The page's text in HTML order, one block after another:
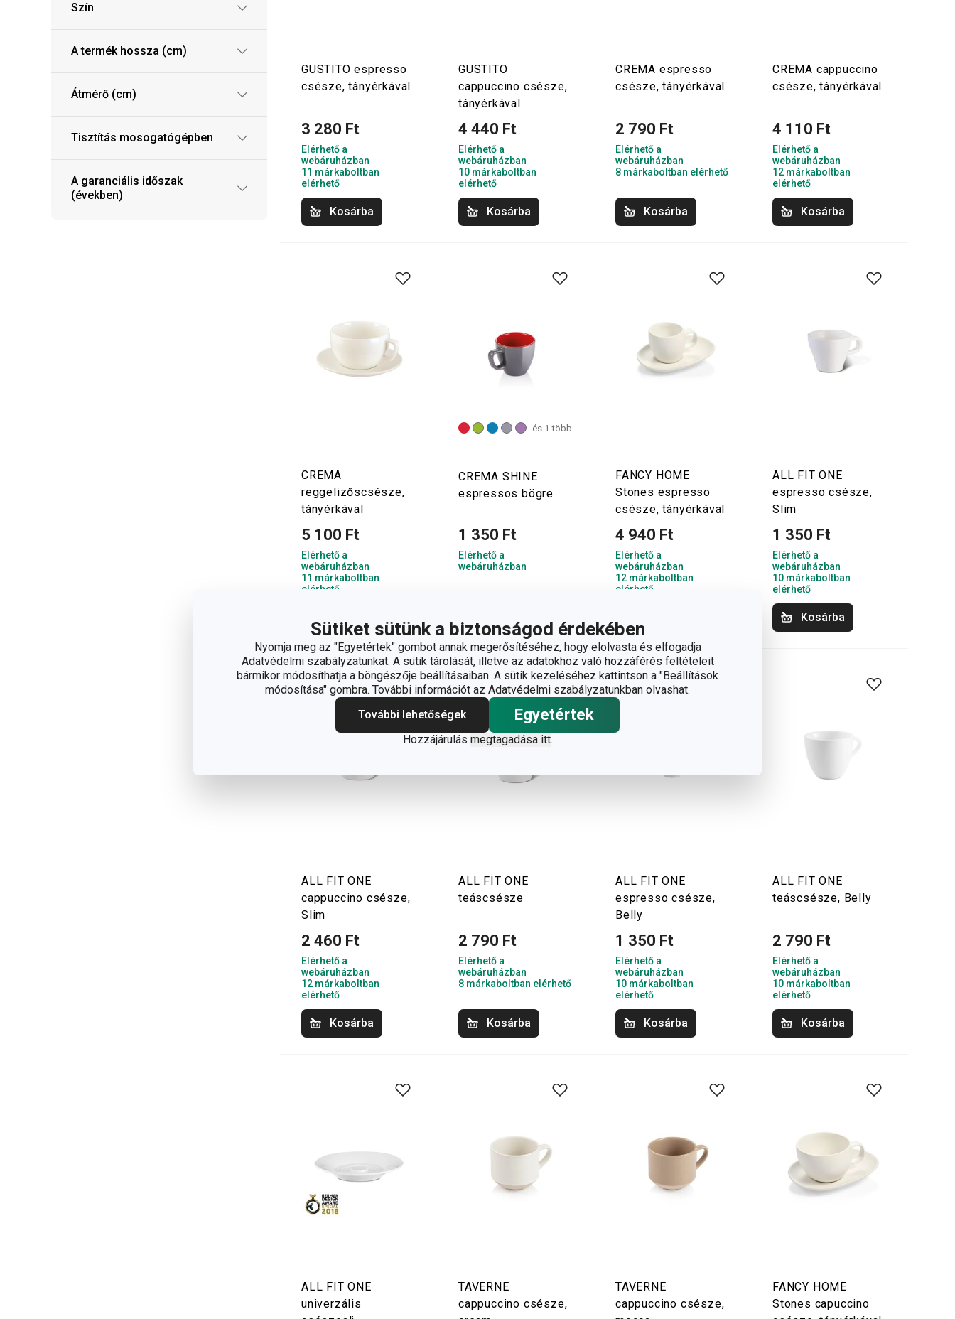
Sütiket sütünk a biztonságod érdekében
Nyomja meg az "Egyetértek" gombot annak megerősítéséhez, hogy elolvasta és elfogadja
Adatvédelmi szabályzatunkat. A sütik tárolását, illetve az adatokhoz való hozzáférés feltételeit
bármikor módosíthatja a böngészője beállításaiban. A sütik kezeléséhez kattintson a "Beállítások
módosítása" gombra. További információt az Adatvédelmi szabályzatunkban olvashat.
További lehetőségek
Egyetértek
Hozzájárulás megtagadása itt.
Szín
A termék hossza (cm)
Átmérő (cm)
Tisztítás mosogatógépben
A garanciális időszak
(években)
GUSTITO espresso
csésze, tányérkával
3 280 Ft
Elérhető a
webáruházban
11 márkaboltban
elérhető
Kosárba
GUSTITO
cappuccino csésze,
tányérkával
4 440 Ft
Elérhető a
webáruházban
10 márkaboltban
elérhető
Kosárba
CREMA espresso
csésze, tányérkával
2 790 Ft
Elérhető a
webáruházban
8 márkaboltban elérhető
Kosárba
CREMA cappuccino
csésze, tányérkával
4 110 Ft
Elérhető a
webáruházban
12 márkaboltban
elérhető
Kosárba
CREMA
reggelizőscsésze,
tányérkával
5 100 Ft
Elérhető a
webáruházban
11 márkaboltban
elérhető
és 1 több
CREMA SHINE
espressos bögre
1 350 Ft
Elérhető a
webáruházban
FANCY HOME
Stones espresso
csésze, tányérkával
4 940 Ft
Elérhető a
webáruházban
12 márkaboltban
elérhető
ALL FIT ONE
espresso csésze,
Slim
1 350 Ft
Elérhető a
webáruházban
10 márkaboltban
elérhető
Kosárba
ALL FIT ONE
cappuccino csésze,
Slim
2 460 Ft
Elérhető a
webáruházban
12 márkaboltban
elérhető
Kosárba
ALL FIT ONE
teáscsésze
2 790 Ft
Elérhető a
webáruházban
8 márkaboltban elérhető
Kosárba
ALL FIT ONE
espresso csésze,
Belly
1 350 Ft
Elérhető a
webáruházban
10 márkaboltban
elérhető
Kosárba
ALL FIT ONE
teáscsésze, Belly
2 790 Ft
Elérhető a
webáruházban
10 márkaboltban
elérhető
Kosárba
ALL FIT ONE
univerzális
TAVERNE
cappuccino csésze,
TAVERNE
cappuccino csésze,
FANCY HOME
Stones capuccino